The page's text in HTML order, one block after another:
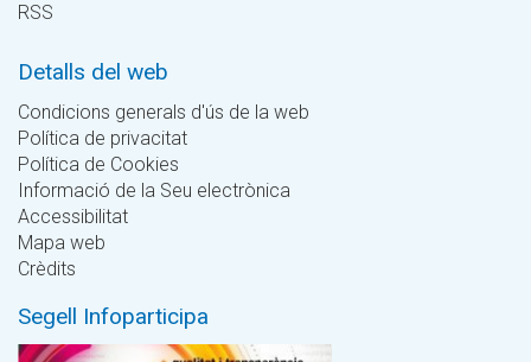
RSS
Detalls del web
Condicions generals d'ús de la web
Política de privacitat
Política de Cookies
Informació de la Seu electrònica
Accessibilitat
Mapa web
Crèdits
Segell Infoparticipa